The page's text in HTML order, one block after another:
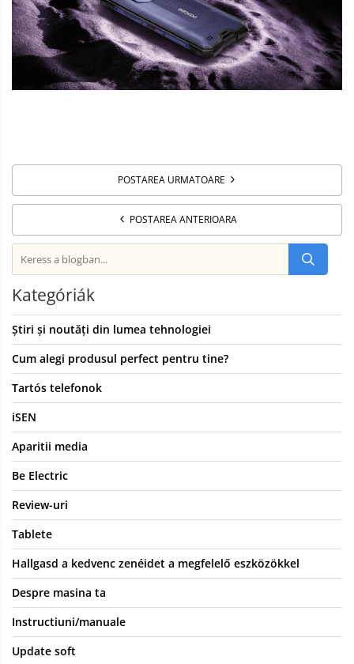
POSTAREA URMATOARE
POSTAREA ANTERIOARA
Kategóriák
Știri și noutăți din lumea tehnologiei
Cum alegi produsul perfect pentru tine?
Tartós telefonok
iSEN
Aparitii media
Be Electric
Review-uri
Tablete
Hallgasd a kedvenc zenéidet a megfelelő eszközökkel
Despre masina ta
Instructiuni/manuale
Update soft